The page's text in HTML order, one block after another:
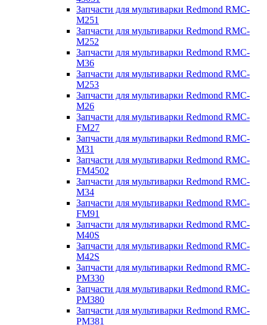
Запчасти для мультиварки Redmond RMC-
M251
Запчасти для мультиварки Redmond RMC-
M252
Запчасти для мультиварки Redmond RMC-
M36
Запчасти для мультиварки Redmond RMC-
M253
Запчасти для мультиварки Redmond RMC-
M26
Запчасти для мультиварки Redmond RMC-
FM27
Запчасти для мультиварки Redmond RMC-
M31
Запчасти для мультиварки Redmond RMC-
FM4502
Запчасти для мультиварки Redmond RMC-
M34
Запчасти для мультиварки Redmond RMC-
FM91
Запчасти для мультиварки Redmond RMC-
M40S
Запчасти для мультиварки Redmond RMC-
M42S
Запчасти для мультиварки Redmond RMC-
PM330
Запчасти для мультиварки Redmond RMC-
PM380
Запчасти для мультиварки Redmond RMC-
PM381